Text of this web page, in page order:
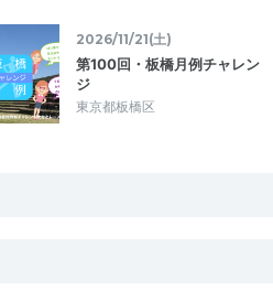
2026/11/21(土)
第100回・板橋月例チャレン
ジ
東京都板橋区